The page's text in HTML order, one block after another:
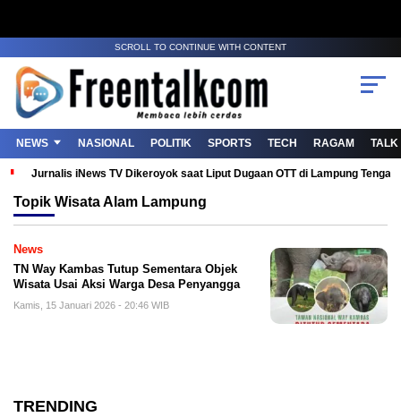
SCROLL TO CONTINUE WITH CONTENT
NEWS NASIONAL POLITIK SPORTS TECH RAGAM TALK
Jurnalis iNews TV Dikeroyok saat Liput Dugaan OTT di Lampung
Topik Wisata Alam Lampung
News
TN Way Kambas Tutup Sementara Objek
Wisata Usai Aksi Warga Desa Penyangga
Kamis, 15 Januari 2026 - 20:46 WIB
TRENDING